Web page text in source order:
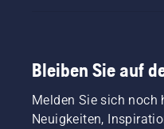
Bleiben Sie auf
Melden Sie sich noch
Neuigkeiten,